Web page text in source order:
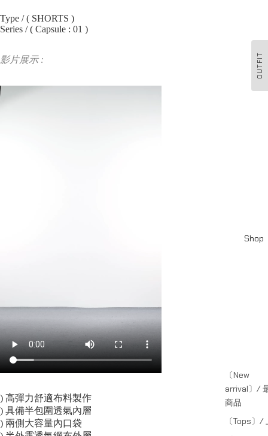
Shop
〔New
arrival〕/
商品
〔Tops〕/
OUTFIT
Type / ( SHORTS )
Series / ( Capsule : 01 )
影片展示 :
) 高彈力舒適布料製作
) 具備半包圍透氣內層
) 兩側大容量內口袋